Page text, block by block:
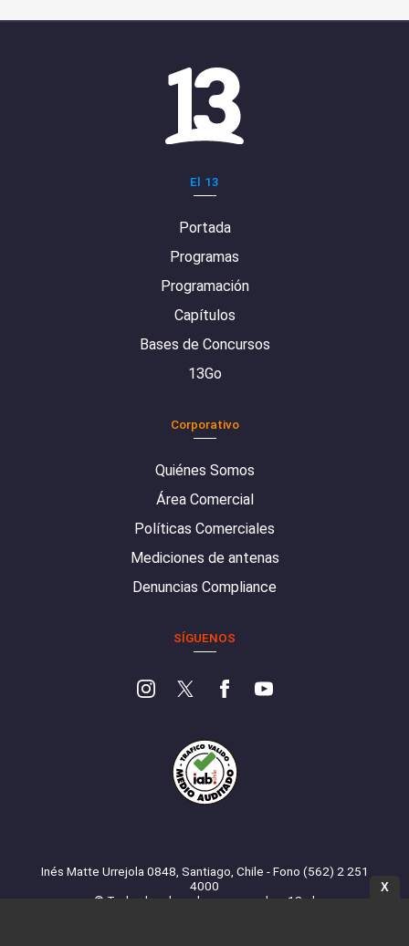
El 13
Portada
Programas
Programación
Capítulos
Bases de Concursos
13Go
Corporativo
Quiénes Somos
Área Comercial
Políticas Comerciales
Mediciones de antenas
Denuncias Compliance
SÍGUENOS
Inés Matte Urrejola 0848, Santiago, Chile - Fono (562) 2 251
4000
© Todos los derechos reservados. 13.cl
X